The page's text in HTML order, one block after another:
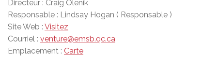
Directeur : Craig Olenik
Responsable : Lindsay Hogan ( Responsable )
Site Web : Visitez
Courriel : venture@emsb.qc.ca
Emplacement : Carte